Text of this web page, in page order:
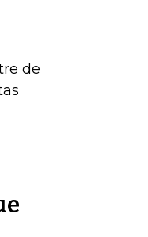
de